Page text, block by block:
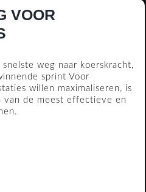
VOOR
WIELRENNERS
weg naar koerskracht,
sprint Voor
willen maximaliseren, is
van de meest effectieve en